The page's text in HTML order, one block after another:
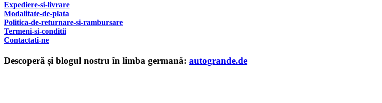
Expediere-si-livrare
Modalitate-de-plata
Politica-de-returnare-si-rambursare
Termeni-si-conditii
Contactati-ne
Descoperă și blogul nostru în limba germană: autogrande.de